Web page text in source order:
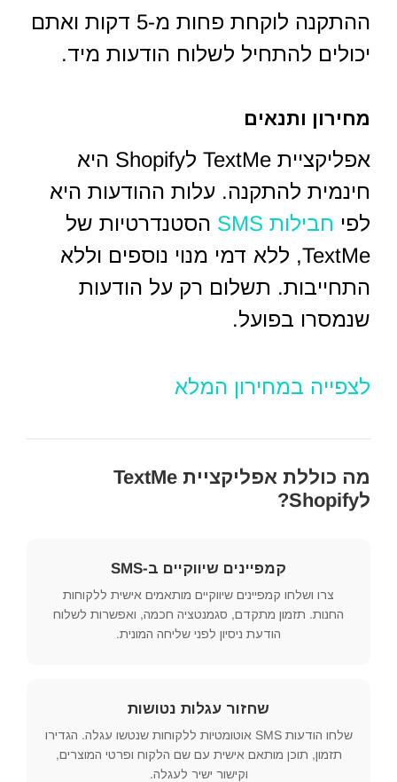
ההתקנה לוקחת פחות מ-5 דקות ואתם
יכולים להתחיל לשלוח הודעות מיד.
מחירון ותנאים
אפליקציית TextMe לShopify היא
חינמית להתקנה. עלות ההודעות היא
לפי חבילות SMS
הסטנדרטיות של
TextMe, ללא דמי מנוי נוספים וללא
התחייבות. תשלום רק על הודעות
שנמסרו בפועל.
לצפייה במחירון המלא
מה כוללת אפליקציית TextMe
לShopify?
קמפיינים שיווקיים ב-SMS
צרו ושלחו קמפיינים שיווקיים מותאמים אישית ללקוחות
החנות. תזמון מתקדם, סגמנטציה חכמה, ואפשרות לשלוח
הודעת ניסיון לפני שליחה המונית.
שחזור עגלות נטושות
שלחו הודעות SMS אוטומטיות ללקוחות שנטשו עגלה. הגדירו
תזמון, תוכן מותאם אישית עם שם הלקוח ופרטי המוצרים,
וקישור ישיר לעגלה.